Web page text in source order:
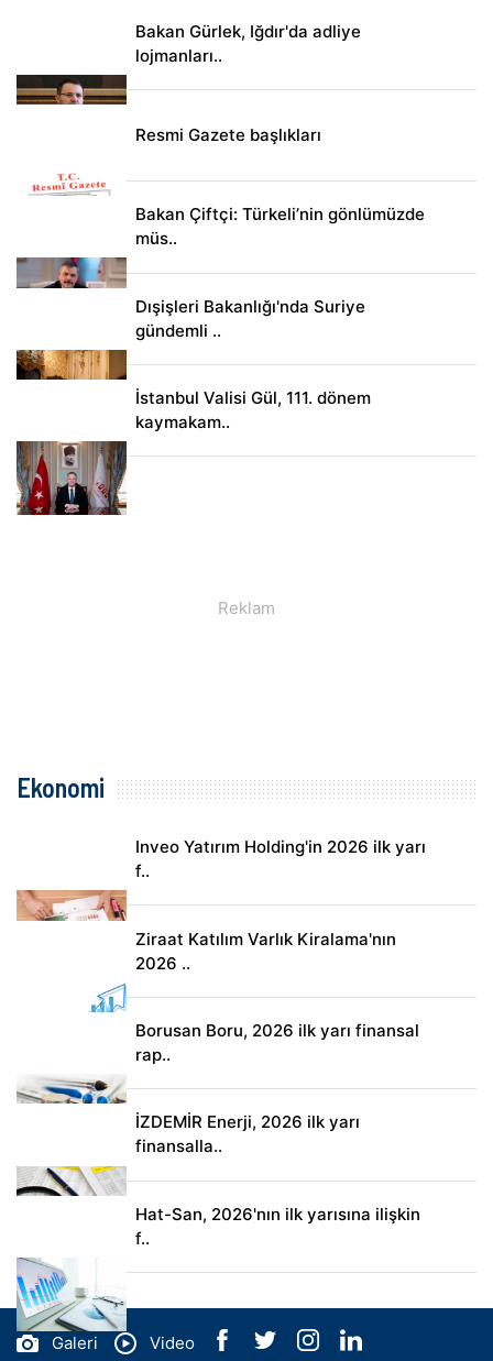
Bakan Gürlek, Iğdır'da adliye
lojmanları..
Resmi Gazete başlıkları
Bakan Çiftçi: Türkeli’nin gönlümüzde
müs..
Dışişleri Bakanlığı'nda Suriye
gündemli ..
İstanbul Valisi Gül, 111. dönem
kaymakam..
Ekonomi
Inveo Yatırım Holding'in 2026 ilk yarı
f..
Ziraat Katılım Varlık Kiralama'nın
2026 ..
Borusan Boru, 2026 ilk yarı finansal
rap..
İZDEMİR Enerji, 2026 ilk yarı
finansalla..
Hat-San, 2026'nın ilk yarısına ilişkin
f..
Galeri Video